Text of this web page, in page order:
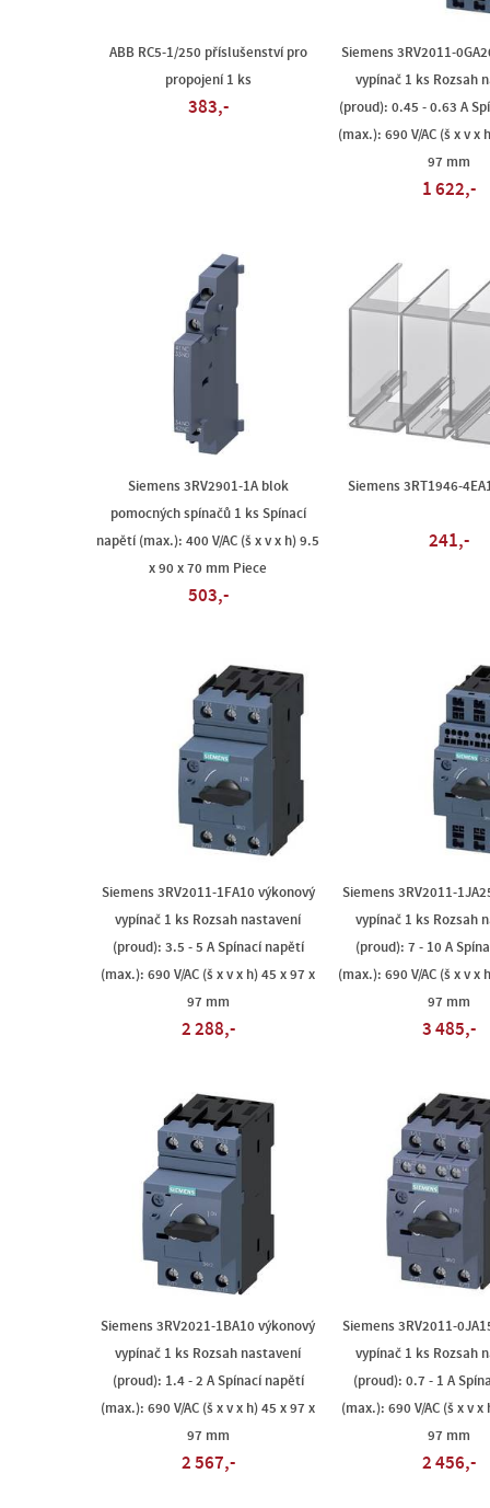
ABB RC5-1/250 příslušenství pro
propojení 1 ks
383,-
Siemens 3RV2011-
vypínač 1 ks Rozsah
(proud): 0.45 - 0.63 A
(max.): 690 V/AC (š x v x
97 mm
1 622,-
Siemens 3RV2901-1A blok
pomocných spínačů 1 ks Spínací
napětí (max.): 400 V/AC (š x v x h) 9.5
x 90 x 70 mm Piece
503,-
Siemens 3RT1946-
241,-
Siemens 3RV2011-1FA10 výkonový
vypínač 1 ks Rozsah nastavení
(proud): 3.5 - 5 A Spínací napětí
(max.): 690 V/AC (š x v x h) 45 x 97 x
97 mm
2 288,-
Siemens 3RV2011-
vypínač 1 ks Rozsah
(proud): 7 - 10 A
(max.): 690 V/AC (š x v x
97 mm
3 485,-
Siemens 3RV2021-1BA10 výkonový
vypínač 1 ks Rozsah nastavení
(proud): 1.4 - 2 A Spínací napětí
(max.): 690 V/AC (š x v x h) 45 x 97 x
97 mm
2 567,-
Siemens 3RV2011-
vypínač 1 ks Rozsah
(proud): 0.7 - 1 A
(max.): 690 V/AC (š x v x
97 mm
2 456,-